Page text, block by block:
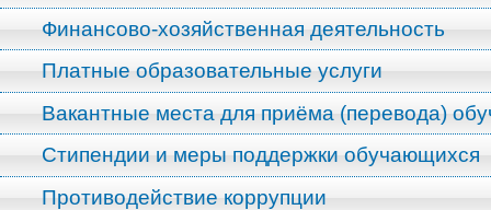
Финансово-хозяйственная деятельность
Платные образовательные услуги
Вакантные места для приёма (перевода)
Стипендии и меры поддержки обучающихся
Противодействие коррупции